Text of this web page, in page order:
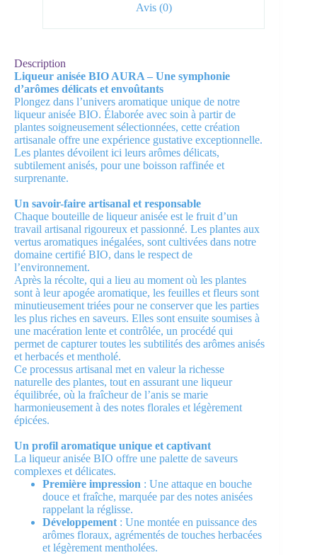
Avis (0)
Description
Liqueur anisée BIO AURA – Une symphonie
d’arômes délicats et envoûtants
Plongez dans l’univers aromatique unique de notre
liqueur anisée BIO. Élaborée avec soin à partir de
plantes soigneusement sélectionnées, cette création
artisanale offre une expérience gustative exceptionnelle.
Les plantes dévoilent ici leurs arômes délicats,
subtilement anisés, pour une boisson raffinée et
surprenante.
Un savoir-faire artisanal et responsable
Chaque bouteille de liqueur anisée est le fruit d’un
travail artisanal rigoureux et passionné. Les plantes aux
vertus aromatiques inégalées, sont cultivées dans notre
domaine certifié BIO, dans le respect de
l’environnement.
Après la récolte, qui a lieu au moment où les plantes
sont à leur apogée aromatique, les feuilles et fleurs sont
minutieusement triées pour ne conserver que les parties
les plus riches en saveurs. Elles sont ensuite soumises à
une macération lente et contrôlée, un procédé qui
permet de capturer toutes les subtilités des arômes anisés
et herbacés et mentholé.
Ce processus artisanal met en valeur la richesse
naturelle des plantes, tout en assurant une liqueur
équilibrée, où la fraîcheur de l’anis se marie
harmonieusement à des notes florales et légèrement
épicées.
Un profil aromatique unique et captivant
La liqueur anisée BIO offre une palette de saveurs
complexes et délicates.
Première impression : Une attaque en bouche
douce et fraîche, marquée par des notes anisées
rappelant la réglisse.
Développement: Une montée en puissance des
arômes floraux, agrémentés de touches herbacées
et légèrement mentholées.